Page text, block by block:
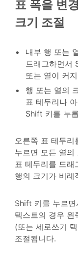
표 폭을 변
크기 조절
내부 행 또는
드래그하면서
또는 열이 커
행 또는 열의
표 테두리나
Shift 키를 누
오른쪽 표 테두
누르면 모든 열의
표 테두리를 드
행의 크기가 비례
Shift 키를 누르
텍스트의 경우 왼
(또는 세로쓰기
조절됩니다.